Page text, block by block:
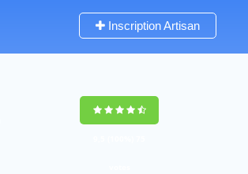
Inscription Artisan